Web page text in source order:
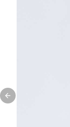
Previous slide